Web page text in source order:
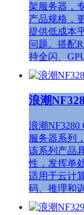
架服务器，
产品规格，
提供低成本
问题。搭配
持全闪、
浪潮
浪潮
服务器系列
该系列产品
性，发挥单
适用于云计
码、推理和